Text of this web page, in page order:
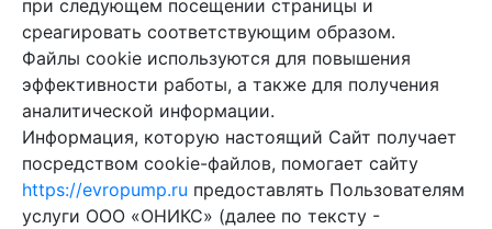
при следующем посещении страницы и
среагировать соответствующим образом.
Файлы cookie используются для повышения
эффективности работы, а также для получения
аналитической информации.
Информация, которую настоящий Сайт получает
посредством cookie-файлов, помогает сайту
https://evropump.ru предоставлять Пользователям
услуги ООО «ОНИКС» (далее по тексту -